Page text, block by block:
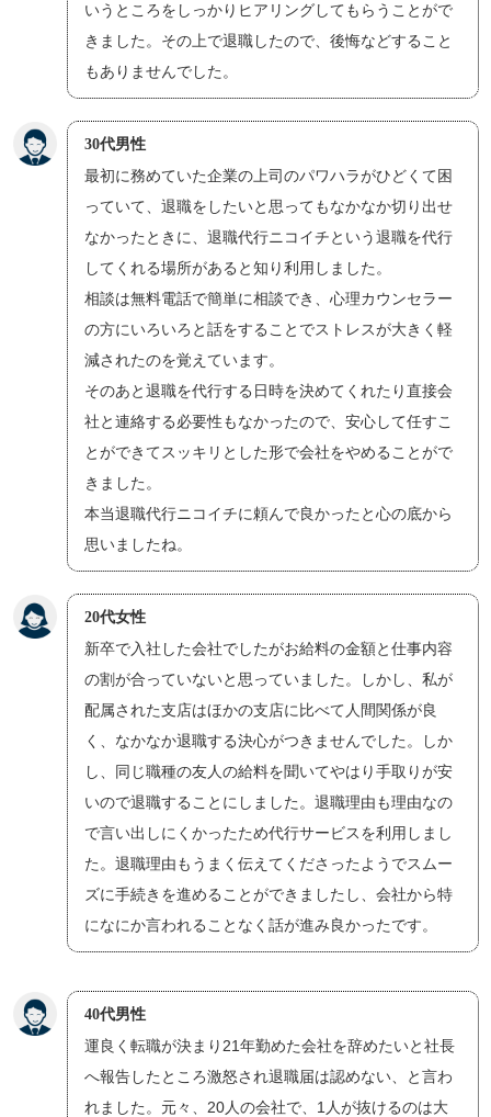
いうところをしっかりヒアリングしてもらうことがで
きました。その上で退職したので、後悔などすること
もありませんでした。
30代男性
最初に務めていた企業の上司のパワハラがひどくて困
っていて、退職をしたいと思ってもなかなか切り出せ
なかったときに、退職代行ニコイチという退職を代行
してくれる場所があると知り利用しました。
相談は無料電話で簡単に相談でき、心理カウンセラー
の方にいろいろと話をすることでストレスが大きく軽
減されたのを覚えています。
そのあと退職を代行する日時を決めてくれたり直接会
社と連絡する必要性もなかったので、安心して任すこ
とができてスッキリとした形で会社をやめることがで
きました。
本当退職代行ニコイチに頼んで良かったと心の底から
思いましたね。
20代女性
新卒で入社した会社でしたがお給料の金額と仕事内容
の割が合っていないと思っていました。しかし、私が
配属された支店はほかの支店に比べて人間関係が良
く、なかなか退職する決心がつきませんでした。しか
し、同じ職種の友人の給料を聞いてやはり手取りが安
いので退職することにしました。退職理由も理由なの
で言い出しにくかったため代行サービスを利用しまし
た。退職理由もうまく伝えてくださったようでスムー
ズに手続きを進めることができましたし、会社から特
になにか言われることなく話が進み良かったです。
40代男性
運良く転職が決まり21年勤めた会社を辞めたいと社長
へ報告したところ激怒され退職届は認めない、と言わ
れました。元々、20人の会社で、1人が抜けるのは大